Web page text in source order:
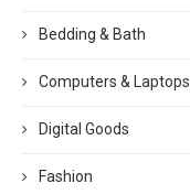
Bedding & Bath
Computers & Laptops
Digital Goods
Fashion